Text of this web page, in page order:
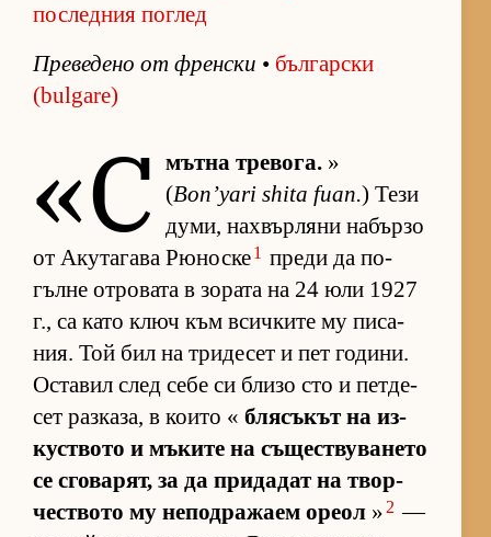
последния поглед
Пре­ве­дено от френ­ски • бъл­гар­ски
(bulgare)
«С мътна тре­во­га. »
(Bon’yari shita fuan.) Тези
ду­ми, нах­вър­ляни на­бързо
от Аку­та­гава Рю­носке1 преди да по­
гълне от­ро­вата в зо­рата на 24 юли 1927
г., са като ключ към всич­ките му пи­са­
ния. Той бил на три­де­сет и пет го­ди­ни.
Ос­та­вил след себе си близо сто и пет­де­
сет раз­ка­за, в ко­ито « бля­съ­кът на из­
кус­т­вото и мъ­ките на съ­щес­т­ву­ва­нето
се сго­ва­рят, за да при­да­дат на твор­
чес­т­вото му не­под­ра­жаем ореол » 2 —